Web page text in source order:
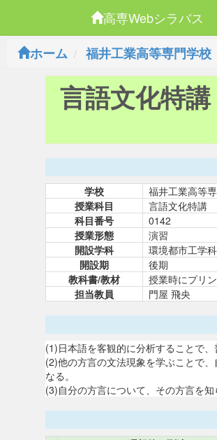
高専Webシラバス
ホーム
福井工業高等専門学校
言語文化特講
学校
福井工業高等
授業科目
言語文化特講
科目番号
0142
授業形態
演習
開設学科
環境都市工学科
開設期
後期
教科書/教材
授業時にプリ
担当教員
門屋 飛央
(1)日本語を客観的に分析することで
(2)他の方言の文法現象を学ぶことで
なる。
(3)自分の方言について、その方言を